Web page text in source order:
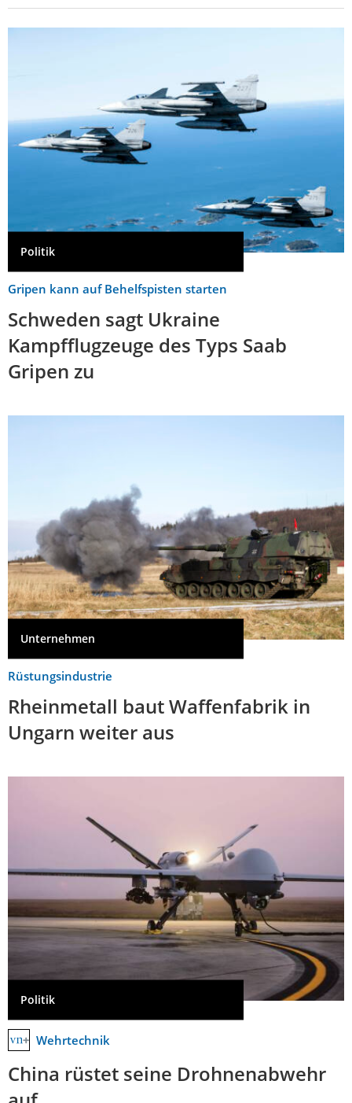
Politik
Gripen kann auf Behelfspisten starten
Schweden sagt Ukraine
Kampfflugzeuge des Typs Saab
Gripen zu
Unternehmen
Rüstungsindustrie
Rheinmetall baut Waffenfabrik in
Ungarn weiter aus
Politik
Wehrtechnik
China rüstet seine Drohnenabwehr